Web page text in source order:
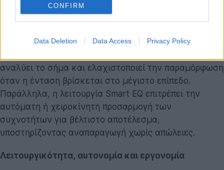
CONFIRM
Data Deletion Data Access Privacy Policy
ισχυρότερο ήχο σε σύγκριση με την προηγούμενη
Για τη διατήρηση της ακουστικής πιστότητας,
αναλύει το σήμα και ελαχιστοποιεί την παραμόρφωση
όταν η ένταση βρίσκεται στο μέγιστο επίπεδο.
Παράλληλα, η λειτουργία Smart EQ επιτρέπει την
αυτόματη ή χειροκίνητη προσαρμογή των
συχνοτήτων για βέλτιστο αποτέλεσμα,
υποστηρίζοντας αναπαραγωγή χωρίς απώλειες.
Λειτουργικότητα, αυτονομία και εργονομία